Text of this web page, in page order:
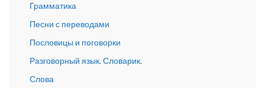
Грамматика
Песни с переводами
Пословицы и поговорки
Разговорный язык. Словарик.
Слова